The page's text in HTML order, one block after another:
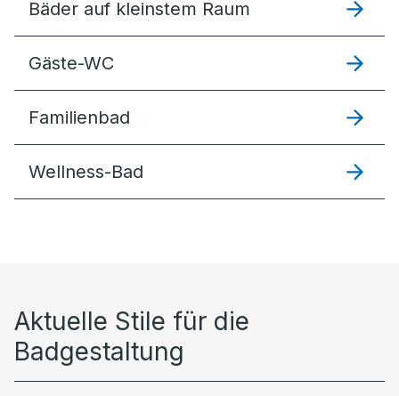
Bäder auf kleinstem Raum
Gäste-WC
Familienbad
Wellness-Bad
Aktuelle Stile für die
Badgestaltung